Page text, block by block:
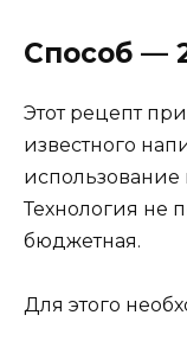
Способ —
Этот рецепт
известного
использование
Технология не
бюджетная.
Для этого